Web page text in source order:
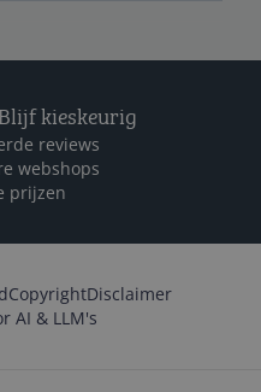
kieskeurig
reviews
webshops
prijzen
CopyrightDisclaimer
AI & LLM's